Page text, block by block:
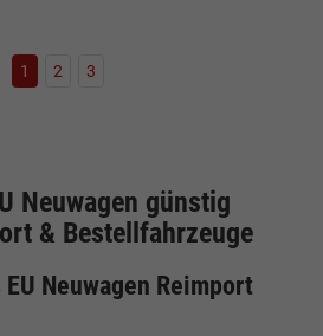
1 2 3
Neuwagen günstig
& Bestellfahrzeuge
Neuwagen Reimport